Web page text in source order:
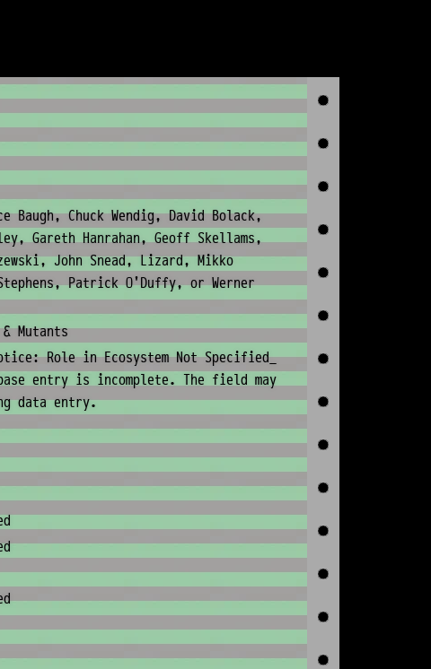
Baugh, Chuck Wendig, David Bolack,
Gareth Hanrahan, Geoff Skellams,
John Snead, Lizard, Mikko
Patrick O'Duffy, or Werner
Mutants
Role in Ecosystem Not Specified_
entry is incomplete. The field may
data entry.